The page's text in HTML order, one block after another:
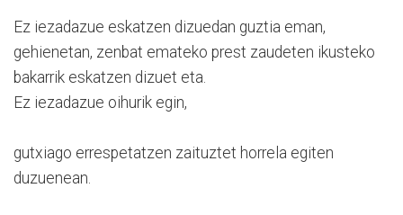
Ez iezadazue eskatzen dizuedan guztia eman,
gehienetan, zenbat emateko prest zaudeten ikusteko
bakarrik eskatzen dizuet eta.
Ez iezadazue oihurik egin,
gutxiago errespetatzen zaituztet horrela egiten
duzuenean.